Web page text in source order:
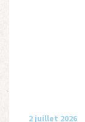
2 juillet 2026